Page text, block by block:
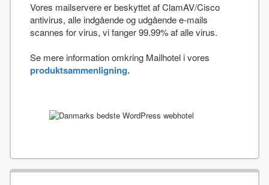
Vores mailservere er beskyttet af ClamAV/Cisco
antivirus, alle indgående og udgående e-mails
scannes for virus, vi fanger 99.99% af alle virus.
Se mere information omkring Mailhotel i vores
produktsammenligning.